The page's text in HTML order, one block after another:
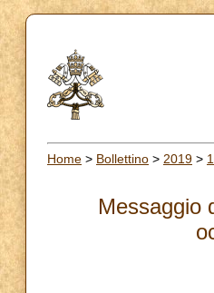
Home > Bollettino > 2019 >
Messaggio